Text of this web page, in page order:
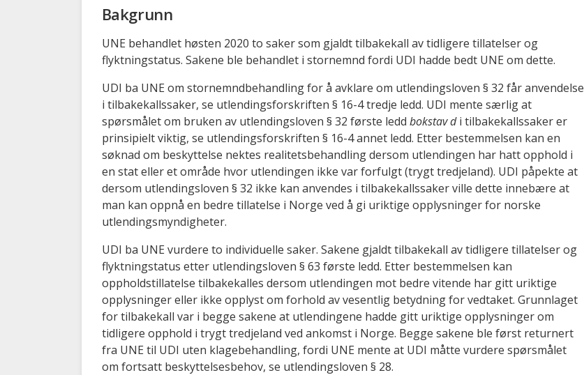
Bakgrunn
UNE behandlet høsten 2020 to saker som gjaldt tilbakekall av tidligere tillatelser og
flyktningstatus. Sakene ble behandlet i stornemnd fordi UDI hadde bedt UNE om dette.
UDI ba UNE om stornemndbehandling for å avklare om utlendingsloven § 32 får anvendelse
i tilbakekallssaker, se utlendingsforskriften § 16-4 tredje ledd. UDI mente særlig at
spørsmålet om bruken av utlendingsloven § 32 første ledd bokstav di tilbakekallssaker er
prinsipielt viktig, se utlendingsforskriften § 16-4 annet ledd. Etter bestemmelsen kan en
søknad om beskyttelse nektes realitetsbehandling dersom utlendingen har hatt opphold i
en stat eller et område hvor utlendingen​ ikke var forfulgt (trygt tredjeland). UDI påpekte at
dersom utlendingsloven § 32 ikke kan anvendes i tilbakekallssaker ville dette innebære at
man kan oppnå en bedre tillatelse i Norge ved å gi uriktige opplysninger for norske
utlendingsmyndigheter.
UDI ba UNE vurdere to individuelle saker. Sakene gjaldt tilbakekall av tidligere tillatelser og
flyktningstatus etter utlendingsloven § 63 første ledd. Etter bestemmelsen kan
oppholdstillatelse tilbakekalles dersom utlendingen​ mot bedre vitende har gitt uriktige
opplysninger eller ikke opplyst om forhold av vesentlig betydning for vedtaket. Grunnlaget
for tilbakekall var i begge sakene at utlendingene hadde gitt uriktige opplysninger om
tidligere opphold i trygt tredjeland ved ankomst i Norge. Begge sakene ble først returnert
fra UNE til UDI uten klagebehandling, fordi UNE mente at UDI måtte vurdere spørsmålet
om fortsatt beskyttelsesbehov, se utlendingsloven § 28.